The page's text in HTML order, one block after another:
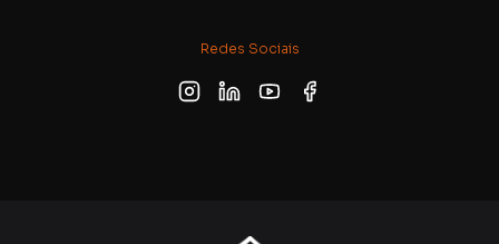
Redes Sociais